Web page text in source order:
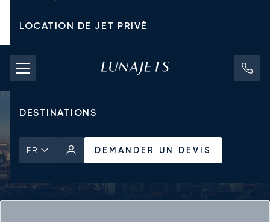
LOCATION DE JET PRIVÉ
TARIFS D'AFFRÈTEMENT
JETS PRIVÉS
DESTINATIONS
FR DEMANDER UN DEVIS